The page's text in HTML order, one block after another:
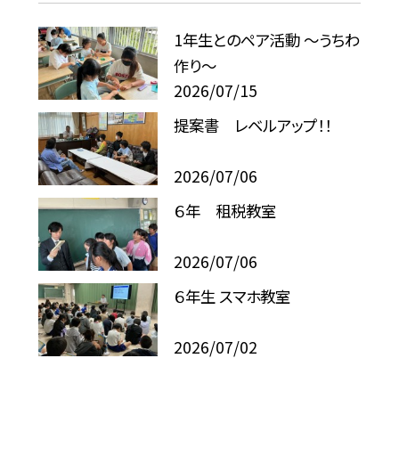
1年生とのペア活動 ～うちわ
作り～
2026/07/15
提案書 レベルアップ！！
2026/07/06
６年 租税教室
2026/07/06
６年生 スマホ教室
2026/07/02